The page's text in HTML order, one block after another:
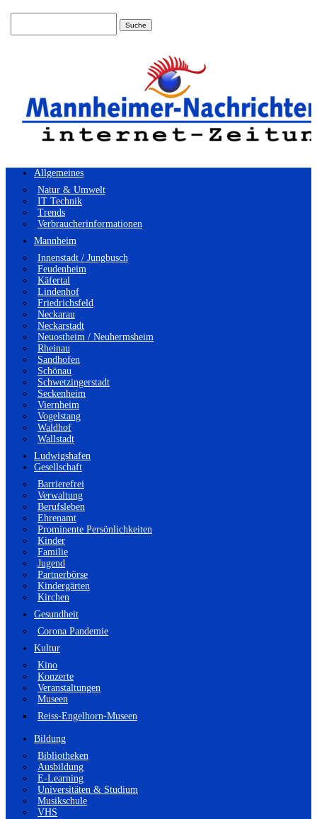
Allgemeines
Natur & Umwelt
IT Technik
Trends
Verbraucherinformationen
Mannheim
Innenstadt / Jungbusch
Feudenheim
Käfertal
Lindenhof
Friedrichsfeld
Neckarau
Neckarstadt
Neuostheim / Neuhermsheim
Rheinau
Sandhofen
Schönau
Schwetzingerstadt
Seckenheim
Viernheim
Vogelstang
Waldhof
Wallstadt
Ludwigshafen
Gesellschaft
Barrierefrei
Verwaltung
Berufsleben
Ehrenamt
Prominente Persönlichkeiten
Kinder
Familie
Jugend
Partnerbörse
Kindergärten
Kirchen
Gesundheit
Corona Pandemie
Kultur
Kino
Konzerte
Veranstaltungen
Museen
Reiss-Engelhorn-Museen
Bildung
Bibliotheken
Ausbildung
E-Learning
Universitäten & Studium
Musikschule
VHS